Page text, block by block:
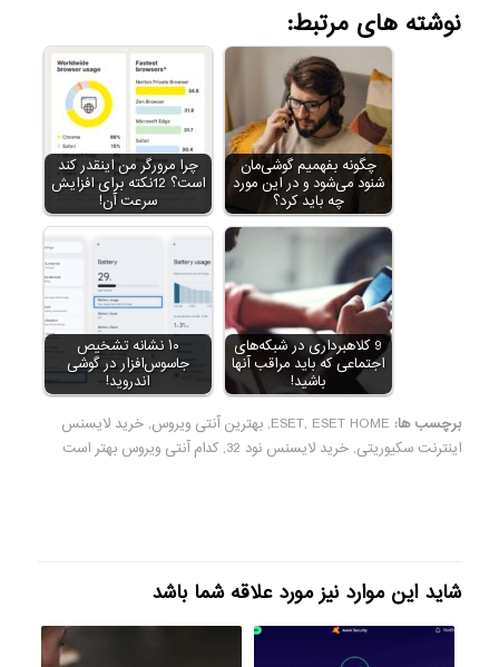
نوشته های مرتبط:
چرا مرورگر من اینقدر کند
است؟ 12نکته برای افزایش
سرعت آن!
چگونه بفهمیم گوشی‌مان
شنود می‌شود و در این مورد
چه باید کرد؟
۱۰ نشانه تشخیص
جاسوس‌افزار در گوشی
اندروید!
9 کلاهبرداری در شبکه‌های
اجتماعی که باید مراقب آنها
باشید!
برچسب ها:
ESET, ESET HOME
, بهترین آنتی ویروس, خرید لایسنس
اینترنت سکیوریتی, خرید لایسنس نود 32 , کدام آنتی ویروس بهتر است
شاید این موارد نیز مورد علاقه شما باشد